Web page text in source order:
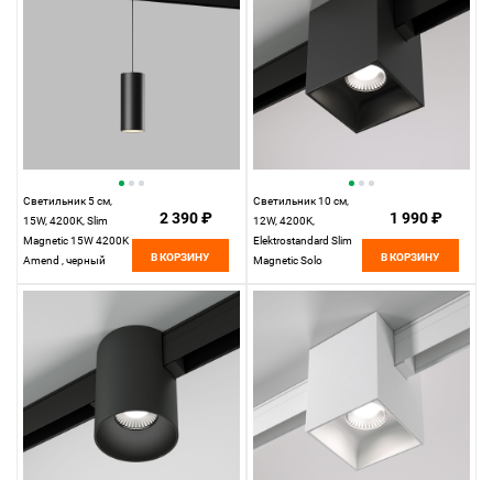
Светильник 5 см,
15W, 4200K, Slim
Magnetic 15W 4200K
Amend , черный
2 390 ₽
В КОРЗИНУ
Светильник 10 см,
12W, 4200K,
Elektrostandard Slim
Magnetic Solo
1 990 ₽
В КОРЗИНУ